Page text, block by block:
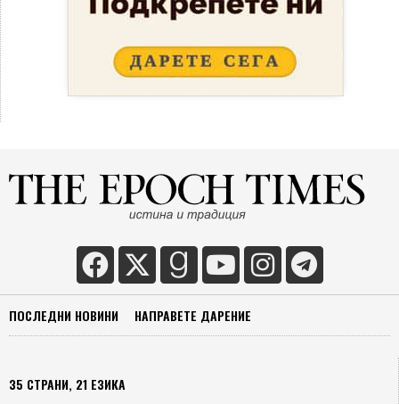
ПОСЛЕДНИ НОВИНИ НАПРАВЕТЕ ДАРЕНИЕ
35 СТРАНИ, 21 ЕЗИКА